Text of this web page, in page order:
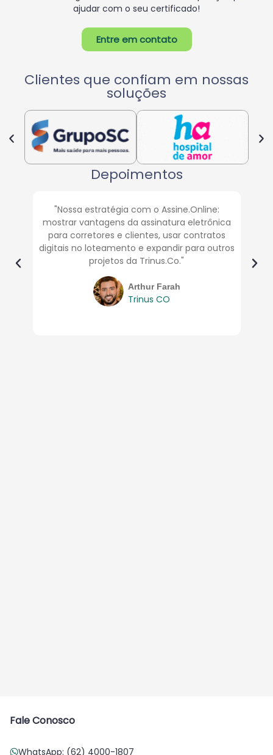
ajudar com o seu certificado!
Entre em contato
Clientes que confiam em nossas
soluções
Depoimentos
"Nossa estratégia com o Assine.Online:
mostrar vantagens da assinatura eletrônica
para corretores e clientes, usar contratos
digitais no loteamento e expandir para outros
projetos da Trinus.Co."
Arthur Farah
Trinus CO
Fale Conosco
WhatsApp: (62) 4000-1807